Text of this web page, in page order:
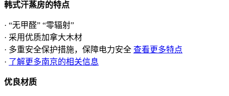
韩式汗蒸房的特点
· “无甲醛” “零辐射”
· 采用优质加拿大木材
· 多重安全保护措施，保障电力安全 查看更多特点
· 了解更多南京的相关信息
优良材质